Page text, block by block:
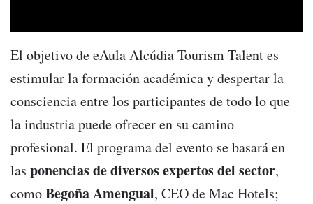
El objetivo de eAula Alcúdia Tourism Talent es
estimular la formación académica y despertar la
consciencia entre los participantes de todo lo que
la industria puede ofrecer en su camino
profesional. El programa del evento se basará en
las ponencias de diversos expertos del sector,
comoBegoñaAmengual, CEO de Mac Hotels;